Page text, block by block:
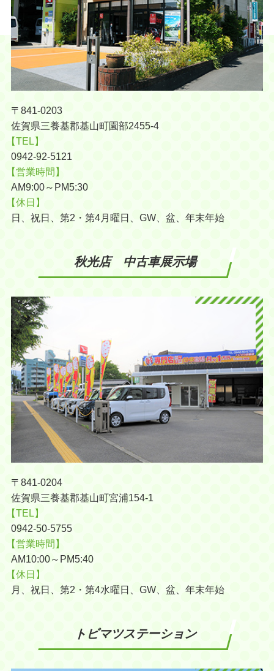
〒841-0203
佐賀県三養基郡基山町園部2455-4
【TEL】
0942-92-5121
【営業時間】
AM9:00～PM5:30
【休日】
日、祝日、第2・第4月曜日、GW、盆、年末年始
秋光店 中古車展示場
〒841-0204
佐賀県三養基郡基山町宮浦154-1
【TEL】
0942-50-5755
【営業時間】
AM10:00～PM5:40
【休日】
月、祝日、第2・第4水曜日、GW、盆、年末年始
トビマツステーション